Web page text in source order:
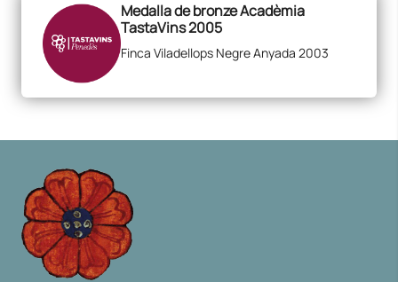
Medalla de bronze Acadèmia
TastaVins 2005
Finca Viladellops Negre Anyada 2003